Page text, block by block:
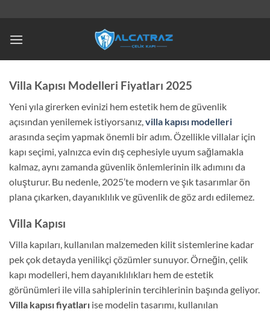
Villa Kapısı Modelleri Fiyatları 2025
Yeni yıla girerken evinizi hem estetik hem de güvenlik
açısından yenilemek istiyorsanız, villa kapısı modelleri
arasında seçim yapmak önemli bir adım. Özellikle villalar için
kapı seçimi, yalnızca evin dış cephesiyle uyum sağlamakla
kalmaz, aynı zamanda güvenlik önlemlerinin ilk adımını da
oluşturur. Bu nedenle, 2025’te modern ve şık tasarımlar ön
plana çıkarken, dayanıklılık ve güvenlik de göz ardı edilemez.
Villa Kapısı
Villa kapıları, kullanılan malzemeden kilit sistemlerine kadar
pek çok detayda yenilikçi çözümler sunuyor. Örneğin, çelik
kapı modelleri, hem dayanıklılıkları hem de estetik
görünümleri ile villa sahiplerinin tercihlerinin başında geliyor.
Villa kapısı fiyatları ise modelin tasarımı, kullanılan